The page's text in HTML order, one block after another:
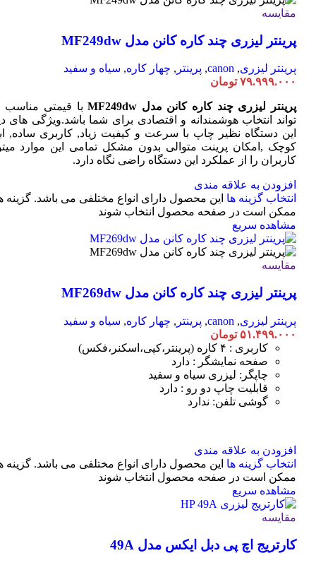
مقایسه
پرینتر لیزری چند کاره کانن مدل MF249dw
پرینتر لیزری,
canon
, پرینتر , چهار کاره, سیاه و سفید
۷۹.۹۹۹.۰۰۰ تومان
پرینتر لیزری چند کاره کانن مدل MF249dw
با قیمتی
تواند انتخاب هوشمندانه و اقتصادی برای شما باشد.ویژگی های
این دستگاه نظیر چاپ با سرعت و کیفیت زیاد, کاربری ساده,
کوچک ,امکان پرینت متوالی بدون مشکل تمامی این موارد
کاربران را از عملکرد این دستگاه راضی نگاه دارد.
افزودن به علاقه مندی
انتخاب گزینه ها این محصول دارای انواع مختلفی می باشد. گزینه
ممکن است در صفحه محصول انتخاب شوند
مشاهده سریع
مقایسه
پرینتر لیزری چند کاره کانن مدل MF269dw
پرینتر لیزری,
canon
, پرینتر , چهار کاره, سیاه و سفید
۵۱.۴۹۹.۰۰۰ تومان
کاربری : ۴ کاره (پرینتر،کپی،اسکنر،فکس)
صفحه نمایشگر : دارد
چاپگر: لیزری سیاه و سفید
قابلیت چاپ دو رو : دارد
گوشی تلفن: ندارد
افزودن به علاقه مندی
انتخاب گزینه ها این محصول دارای انواع مختلفی می باشد. گزینه
ممکن است در صفحه محصول انتخاب شوند
مشاهده سریع
مقایسه
کارتریج اچ پی دبل ایکس مدل 49A